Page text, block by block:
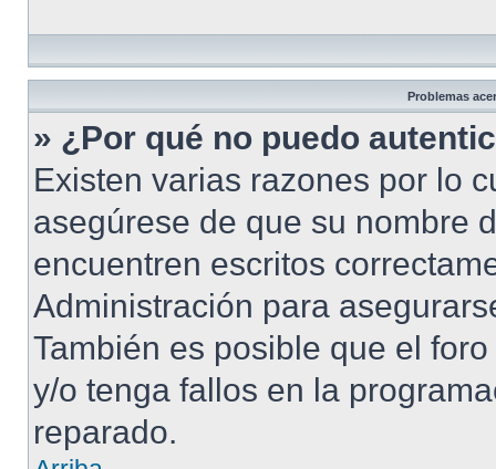
Problemas
» ¿Por qué no puedo
Existen varias razones por lo
asegúrese de que su nombre
encuentren escritos
Administración para
También es posible que el
y/o tenga fallos en la
reparado.